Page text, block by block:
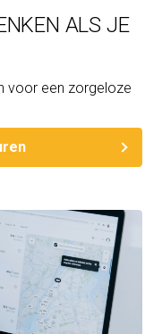
ALS JE
voor een zorgeloze